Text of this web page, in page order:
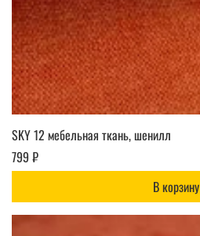
SKY 12 мебельная ткань, шенилл
799 ₽
В корзину